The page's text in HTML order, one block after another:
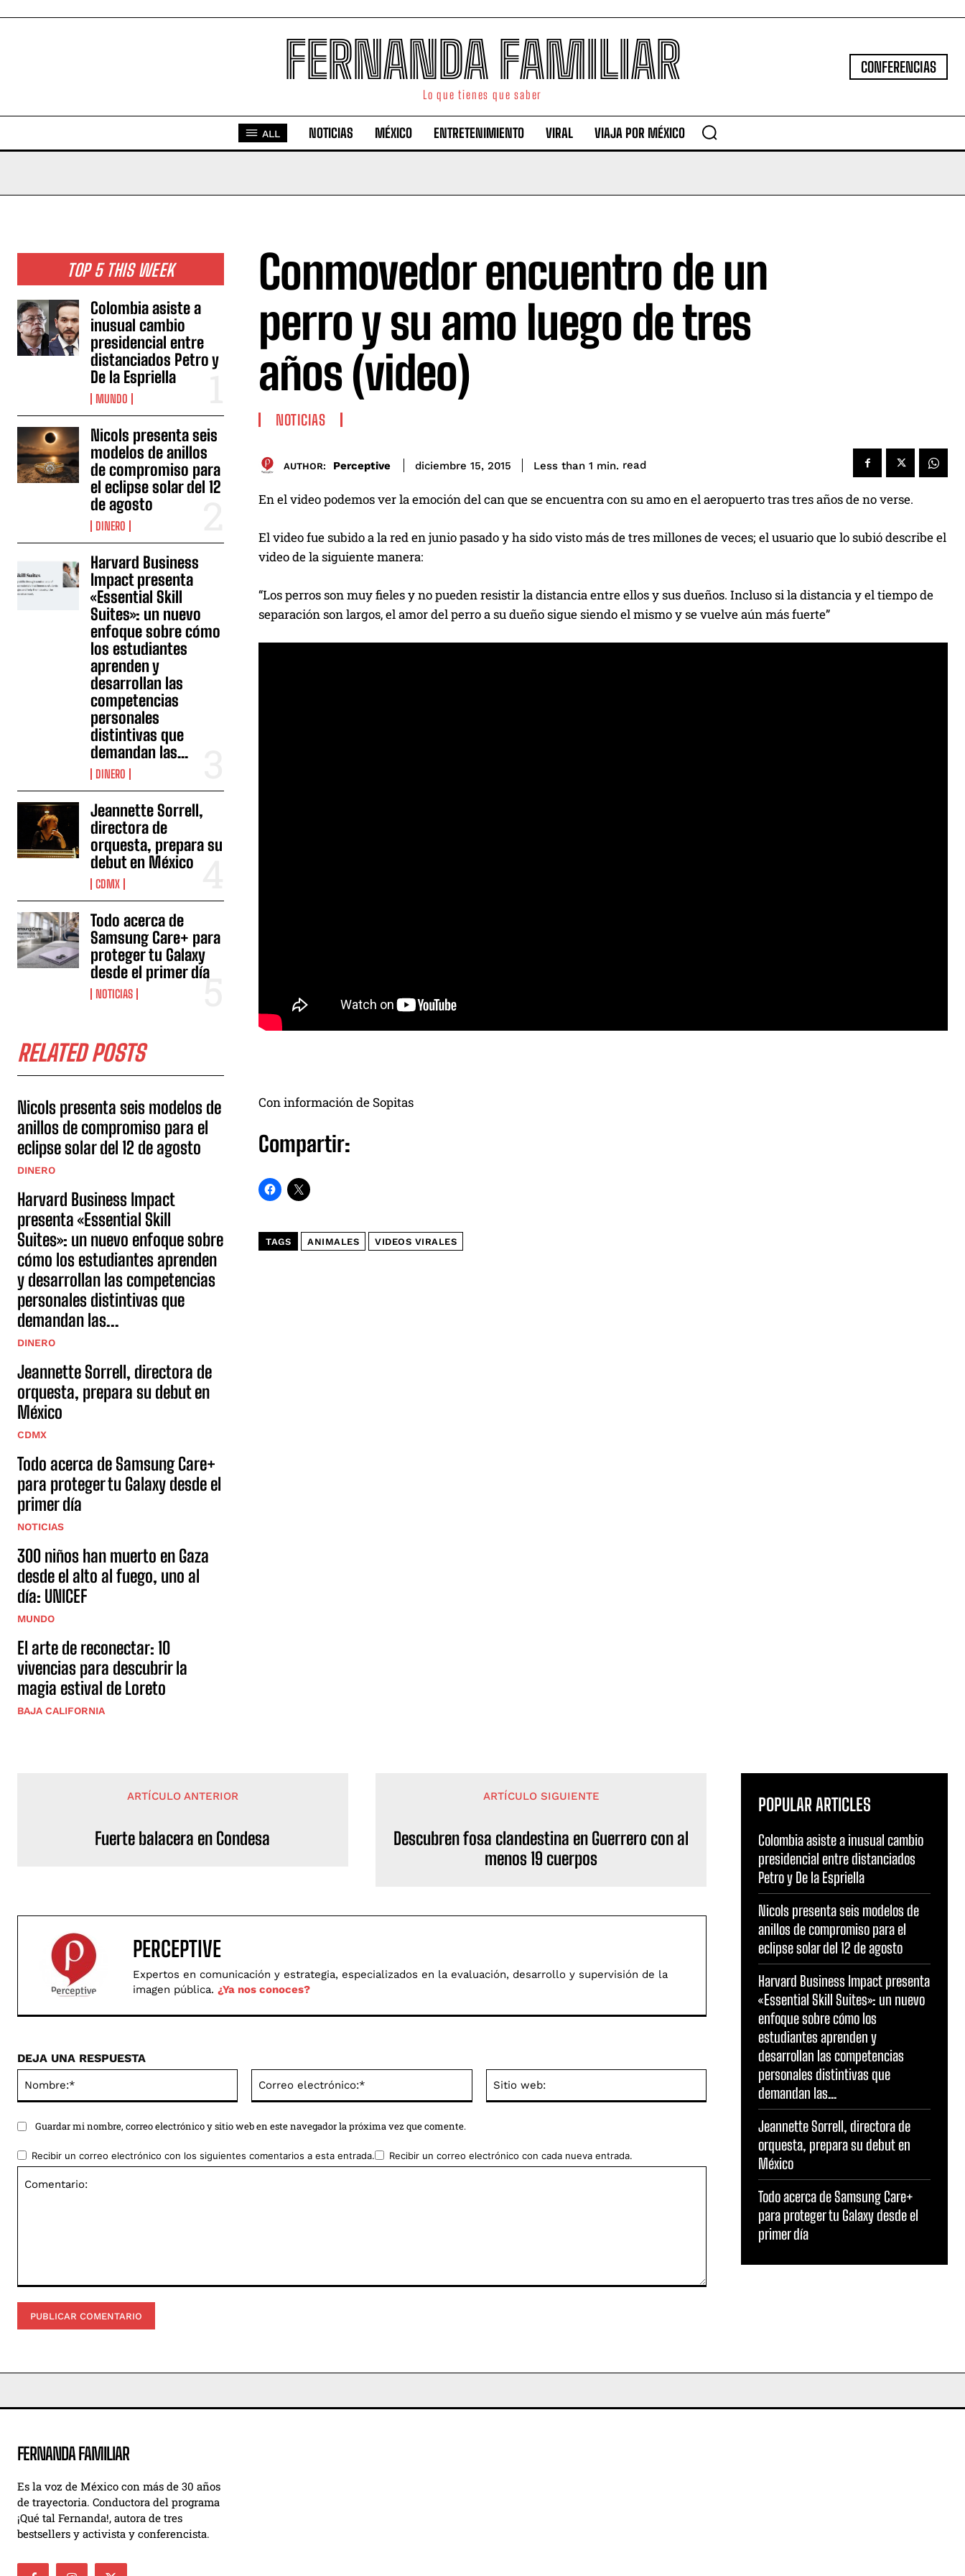
FERNANDA FAMILIAR
Lo que tienes que saber
CONFERENCIAS
ALL NOTICIAS MÉXICO ENTRETENIMIENTO VIRAL VIAJA POR MÉXICO
TOP 5 THIS WEEK
Colombia asiste a
inusual cambio
presidencial entre
distanciados Petro y
De la Espriella
MUNDO
Nicols presenta seis
modelos de anillos
de compromiso para
el eclipse solar del 12
de agosto
DINERO
Harvard Business
Impact presenta
«Essential Skill
Suites»: un nuevo
enfoque sobre cómo
los estudiantes
aprenden y
desarrollan las
competencias
personales
distintivas que
demandan las...
DINERO
Jeannette Sorrell,
directora de
orquesta, prepara su
debut en México
CDMX
Todo acerca de
Samsung Care+ para
proteger tu Galaxy
desde el primer día
NOTICIAS
RELATED POSTS
Nicols presenta seis modelos de
anillos de compromiso para el
eclipse solar del 12 de agosto
DINERO
Harvard Business Impact
presenta «Essential Skill
Suites»: un nuevo enfoque sobre
cómo los estudiantes aprenden
y desarrollan las competencias
personales distintivas que
demandan las...
DINERO
Jeannette Sorrell, directora de
orquesta, prepara su debut en
México
CDMX
Todo acerca de Samsung Care+
para proteger tu Galaxy desde el
primer día
NOTICIAS
300 niños han muerto en Gaza
desde el alto al fuego, uno al
día: UNICEF
MUNDO
El arte de reconectar: 10
vivencias para descubrir la
magia estival de Loreto
BAJA CALIFORNIA
Conmovedor encuentro de un
perro y su amo luego de tres
años (video)
NOTICIAS
AUTHOR: Perceptive diciembre 15, 2015 Less than 1 min. read
En el video podemos ver la emoción del can que se encuentra con su amo en el aeropuerto tras tres años de no verse.
El video fue subido a la red en junio pasado y ha sido visto más de tres millones de veces; el usuario que lo subió describe el
video de la siguiente manera:
“Los perros son muy fieles y no pueden resistir la distancia entre ellos y sus dueños. Incluso si la distancia y el tiempo de
separación son largos, el amor del perro a su dueño sigue siendo el mismo y se vuelve aún más fuerte”
Con información de Sopitas
Compartir:
TAGS ANIMALES VIDEOS VIRALES
ARTÍCULO ANTERIOR
Fuerte balacera en Condesa
ARTÍCULO SIGUIENTE
Descubren fosa clandestina en Guerrero con al
menos 19 cuerpos
PERCEPTIVE
Expertos en comunicación y estrategia, especializados en la evaluación, desarrollo y supervisión de la
imagen pública. ¿Ya nos conoces?
DEJA UNA RESPUESTA
electrónico:*
Guardar mi nombre, correo electrónico y sitio web en este navegador la próxima vez que comente.
Recibir un correo electrónico con los siguientes comentarios a esta entrada. Recibir un correo electrónico con cada nueva entrada.
POPULAR ARTICLES
Colombia asiste a inusual cambio
presidencial entre distanciados
Petro y De la Espriella
Nicols presenta seis modelos de
anillos de compromiso para el
eclipse solar del 12 de agosto
Harvard Business Impact presenta
«Essential Skill Suites»: un nuevo
enfoque sobre cómo los
estudiantes aprenden y
desarrollan las competencias
personales distintivas que
demandan las...
Jeannette Sorrell, directora de
orquesta, prepara su debut en
México
Todo acerca de Samsung Care+
para proteger tu Galaxy desde el
primer día
FERNANDA FAMILIAR
Es la voz de México con más de 30 años
de trayectoria. Conductora del programa
¡Qué tal Fernanda!, autora de tres
bestsellers y activista y conferencista.